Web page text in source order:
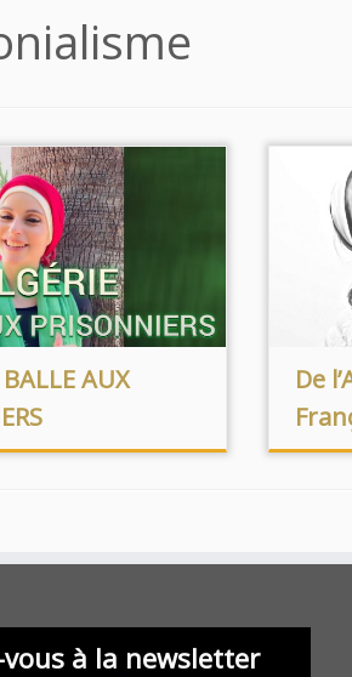
AUX
De
à la newsletter